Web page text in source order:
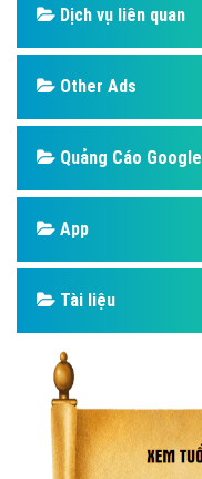
Dịch vụ liên quan
Other Ads
Quảng Cáo Google
App
Tài liệu